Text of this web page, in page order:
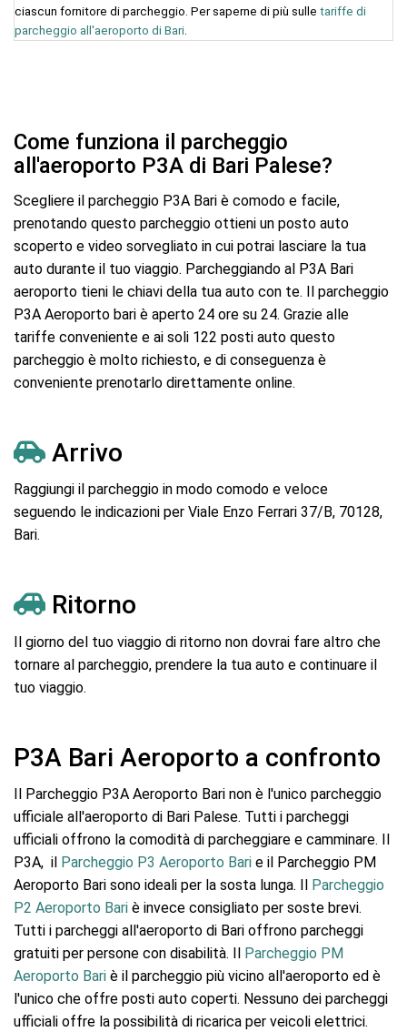
ciascun fornitore di parcheggio. Per saperne di più sulle tariffe di
parcheggio all'aeroporto di Bari.
Come funziona il parcheggio
all'aeroporto P3A di Bari Palese?
Scegliere il parcheggio P3A Bari è comodo e facile,
prenotando questo parcheggio ottieni un posto auto
scoperto e video sorvegliato in cui potrai lasciare la tua
auto durante il tuo viaggio. Parcheggiando al P3A Bari
aeroporto tieni le chiavi della tua auto con te. Il parcheggio
P3A Aeroporto bari è aperto 24 ore su 24. Grazie alle
tariffe conveniente e ai soli 122 posti auto questo
parcheggio è molto richiesto, e di conseguenza è
conveniente prenotarlo direttamente online.
Arrivo
Raggiungi il parcheggio in modo comodo e veloce
seguendo le indicazioni per Viale Enzo Ferrari 37/B, 70128,
Bari.
Ritorno
Il giorno del tuo viaggio di ritorno non dovrai fare altro che
tornare al parcheggio, prendere la tua auto e continuare il
tuo viaggio.
P3A Bari Aeroporto a confronto
Il Parcheggio P3A Aeroporto Bari non è l'unico parcheggio
ufficiale all'aeroporto di Bari Palese. Tutti i parcheggi
ufficiali offrono la comodità di parcheggiare e camminare. Il
P3A, il Parcheggio P3 Aeroporto Bari e il Parcheggio PM
Aeroporto Bari sono ideali per la sosta lunga. Il Parcheggio
P2 Aeroporto Bari è invece consigliato per soste brevi.
Tutti i parcheggi all'aeroporto di Bari offrono parcheggi
gratuiti per persone con disabilità. Il Parcheggio PM
Aeroporto Bari è il parcheggio più vicino all'aeroporto ed è
l'unico che offre posti auto coperti. Nessuno dei parcheggi
ufficiali offre la possibilità di ricarica per veicoli elettrici.